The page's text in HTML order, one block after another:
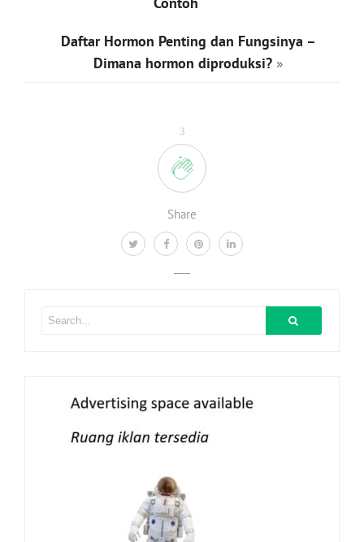
3
Share
Daftar Hormon Penting dan Fungsinya –
Dimana hormon diproduksi?»